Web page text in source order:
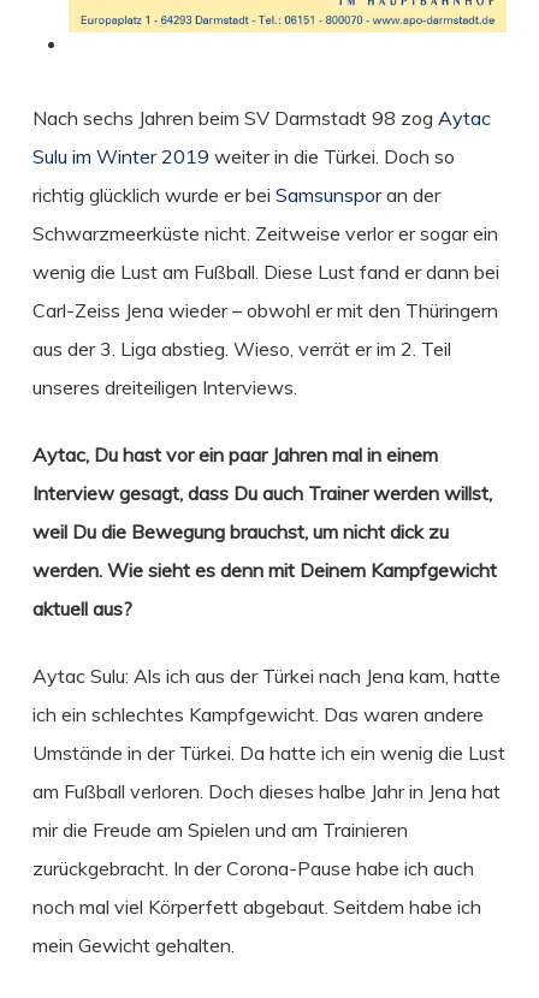
Nach sechs Jahren beim SV Darmstadt 98 zog Aytac
Sulu im Winter 2019 weiter in die Türkei. Doch so
richtig glücklich wurde er bei Samsunsporan der
Schwarzmeerküste nicht. Zeitweise verlor er sogar ein
wenig die Lust am Fußball. Diese Lust fand er dann bei
Carl-Zeiss Jena wieder – obwohl er mit den Thüringern
aus der 3. Liga abstieg. Wieso, verrät er im 2. Teil
unseres dreiteiligen Interviews.
Aytac, Du hast vor ein paar Jahren mal in einem
Interview gesagt, dass Du auch Trainer werden willst,
weil Du die Bewegung brauchst, um nicht dick zu
werden. Wie sieht es denn mit Deinem Kampfgewicht
aktuell aus?
Aytac Sulu: Als ich aus der Türkei nach Jena kam, hatte
ich ein schlechtes Kampfgewicht. Das waren andere
Umstände in der Türkei. Da hatte ich ein wenig die Lust
am Fußball verloren. Doch dieses halbe Jahr in Jena hat
mir die Freude am Spielen und am Trainieren
zurückgebracht. In der Corona-Pause habe ich auch
noch mal viel Körperfett abgebaut. Seitdem habe ich
mein Gewicht gehalten.